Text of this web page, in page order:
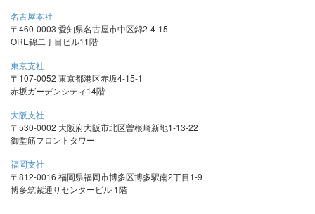
名古屋本社
〒460-0003 愛知県名古屋市中区錦2-4-15
ORE錦二丁目ビル11階
東京支社
〒107-0052 東京都港区赤坂4-15-1
赤坂ガーデンシティ14階
大阪支社
〒530-0002 大阪府大阪市北区曽根崎新地1-13-22
御堂筋フロントタワー
福岡支社
〒812-0016 福岡県福岡市博多区博多駅南2丁目1-9
博多筑紫通りセンタービル 1階